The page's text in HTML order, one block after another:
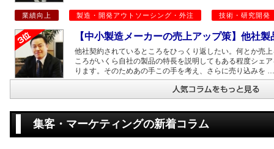
業績向上 製造・開発アウトソーシング・外注 技術・研究開発
【中小製造メーカーの売上アップ策】他社
他社契約されているところをひっくり返したい。何とか売
ころがいくら自社の製品の特長を説明してもある程度シェ
ります。そのためあの手この手を考え、さらに売り込みを …
集客・マーケティングの新着コラム